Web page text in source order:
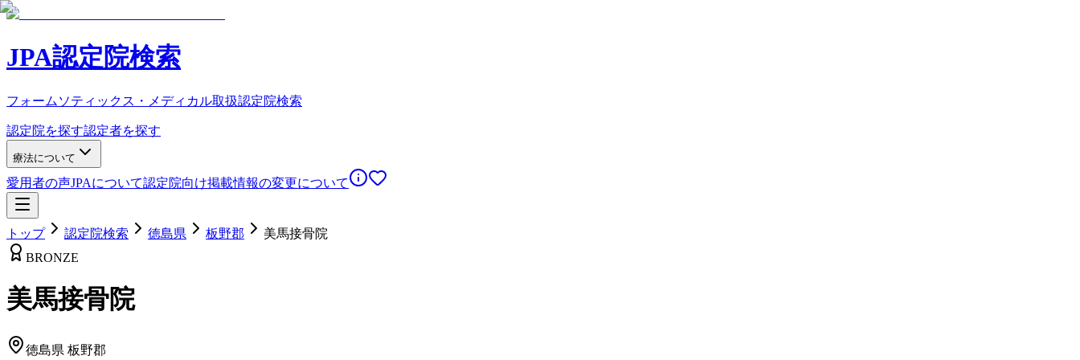
JPA認定院検索
フォームソティックス・メディカル取扱認定院検索
認定院を探す認定者を探す
療法について
愛用者の声JPAについて認定院向け掲載情報の変更について
トップ 認定院検索 徳島県 板野郡
美馬接骨院
BRONZE
美馬接骨院
徳島県 板野郡